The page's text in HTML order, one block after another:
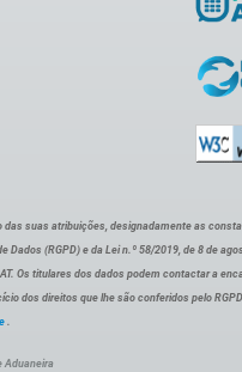
suas atribuições, designadamente as
(RGPD) e da Lei n.º 58/2019, de 8 de
Os titulares dos dados podem contactar a
dos direitos que lhe são conferidos pelo
.
Aduaneira